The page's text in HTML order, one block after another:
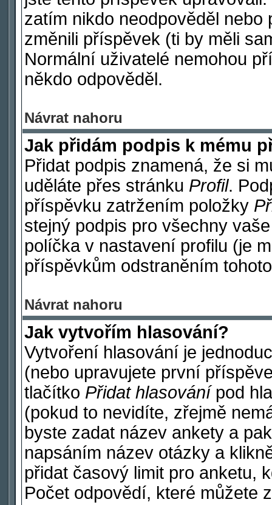
zatím nikdo neodpověděl
změnili příspěvek (ti by měli
Normální uživatelé nemohou
někdo odpověděl.
Návrat nahoru
Jak přidám podpis k mému
Přidat podpis znamená, že si
uděláte přes stránku Profil.
příspěvku zatržením položky
stejný podpis pro všechny
políčka v nastavení profilu (je
příspěvkům odstraněním
Návrat nahoru
Jak vytvořím hlasování?
Vytvoření hlasování je
(nebo upravujete první
tlačítko Přidat hlasovánípod
(pokud to nevidíte, zřejmě
byste zadat název ankety a
napsáním název otázky a
přidat časový limit pro anketu,
Počet odpovědí, které můžete